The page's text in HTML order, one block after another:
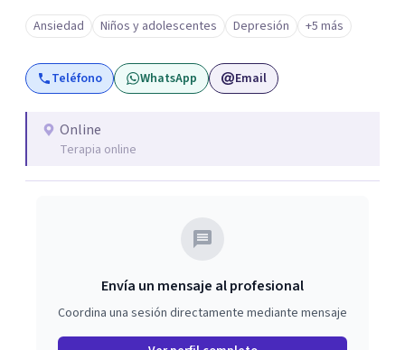
trabajar a través de la palabra para dar paso a lo nuevo.
En Superar me desempeño en el área de psicoterapia
emocional en la atención a niños/as, adolescentes y
adultos. Este trabajo incluye sesiones con padres y visitas
Ansiedad Niños y adolescentes Depresión +5 más
Teléfono WhatsApp Email
Online
Terapia online
Envía un mensaje al profesional
Coordina una sesión directamente mediante mensaje